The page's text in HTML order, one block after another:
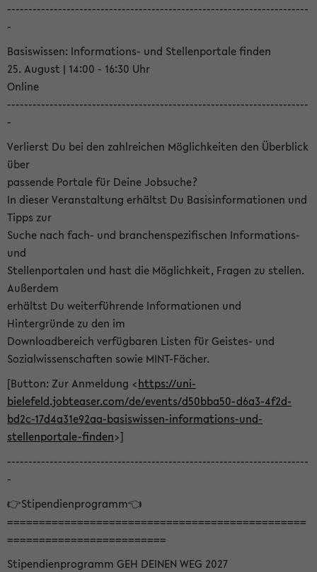
-----------------------------------------------------------------------
-
Basiswissen: Informations- und Stellenportale finden
25. August | 14:00 - 16:30 Uhr
Online
-----------------------------------------------------------------------
-
Verlierst Du bei den zahlreichen Möglichkeiten den Überblick
über
passende Portale für Deine Jobsuche?
In dieser Veranstaltung erhältst Du Basisinformationen und
Tipps zur
Suche nach fach- und branchenspezifischen Informations-
und
Stellenportalen und hast die Möglichkeit, Fragen zu stellen.
Außerdem
erhältst Du weiterführende Informationen und
Hintergründe zu den im
Downloadbereich verfügbaren Listen für Geistes- und
Sozialwissenschaften sowie MINT-Fächer.
[Button: Zur Anmeldung <https://uni-
bielefeld.jobteaser.com/de/events/d50bba50-d6a3-4f2d-
bd2c-17d4a31e92aa-basiswissen-informations-und-
stellenportale-finden>]
-----------------------------------------------------------------------
-
👉Stipendienprogramm👈
===============================================
=========================
Stipendienprogramm GEH DEINEN WEG 2027